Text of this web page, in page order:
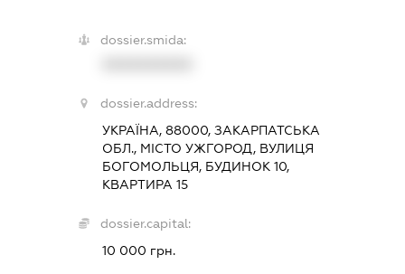
dossier.smida:
dossier.address:
УКРАЇНА, 88000, ЗАКАРПАТСЬКА
ОБЛ., МІСТО УЖГОРОД, ВУЛИЦЯ
БОГОМОЛЬЦЯ, БУДИНОК 10,
КВАРТИРА 15
dossier.capital:
10 000 грн.